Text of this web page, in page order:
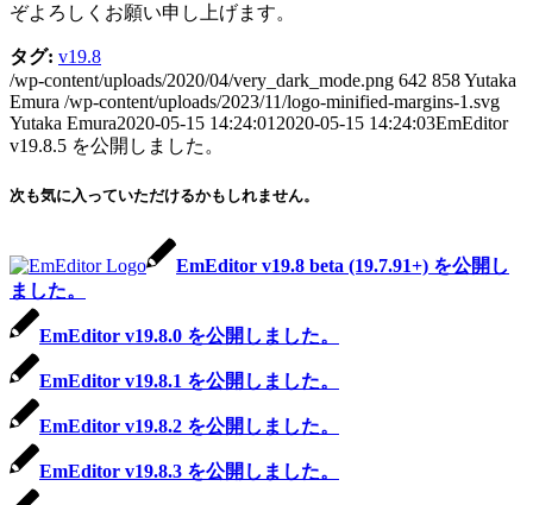
ぞよろしくお願い申し上げます。
タグ: v19.8
/wp-content/uploads/2020/04/very_dark_mode.png 642 858Yutaka
Emura /wp-content/uploads/2023/11/logo-minified-margins-1.svg
Yutaka Emura2020-05-15 14:24:01 2020-05-15 14:24:03EmEditor
v19.8.5 を公開しました。
次も気に入っていただけるかもしれません。
EmEditor v19.8 beta (19.7.91+) を公開し
ました。
EmEditor v19.8.0 を公開しました。
EmEditor v19.8.1 を公開しました。
EmEditor v19.8.2 を公開しました。
EmEditor v19.8.3 を公開しました。